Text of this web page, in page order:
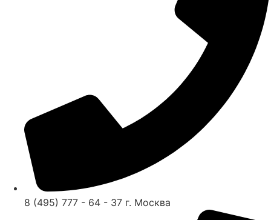
8 (495) 777 - 64 - 37 г. Москва